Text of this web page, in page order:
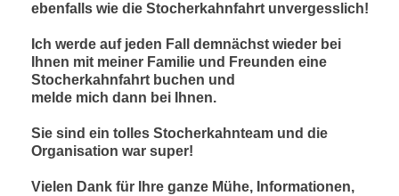
ebenfalls wie die Stocherkahnfahrt unvergesslich!
Ich werde auf jeden Fall demnächst wieder bei
Ihnen mit meiner Familie und Freunden eine
Stocherkahnfahrt buchen und
melde mich dann bei Ihnen.
Sie sind ein tolles Stocherkahnteam und die
Organisation war super!
Vielen Dank für Ihre ganze Mühe, Informationen,